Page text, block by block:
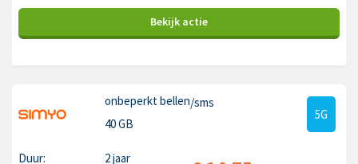
Bekijk actie
onbeperkt bellen/sms
40 GB
5G
Duur: 2 jaar